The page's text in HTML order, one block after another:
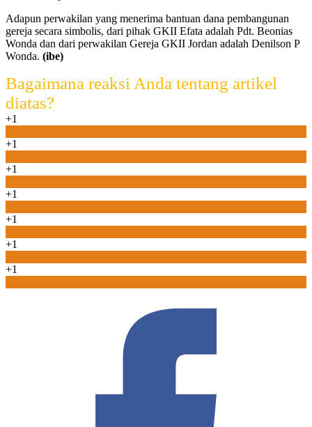
Adapun perwakilan yang menerima bantuan dana pembangunan
gereja secara simbolis, dari pihak GKII Efata adalah Pdt. Beonias
Wonda dan dari perwakilan Gereja GKII Jordan adalah Denilson P
Wonda. (ibe)
Bagaimana reaksi Anda tentang artikel
diatas?
+1
+1
+1
+1
+1
+1
+1